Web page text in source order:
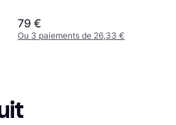
79 €
Ou 3 paiements de 26,33 €